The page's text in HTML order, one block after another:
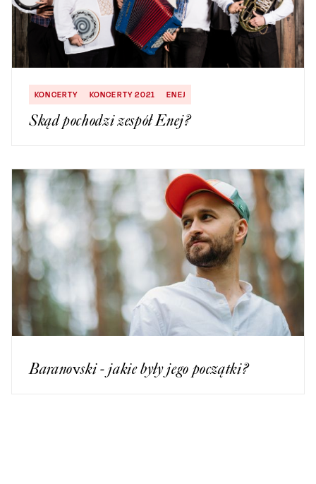
KONCERTY KONCERTY 2021 ENEJ
Skąd pochodzi zespół Enej?
Baranovski - jakie były jego początki?